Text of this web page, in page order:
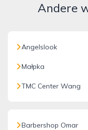
Andere
Angelslook
Małpka
TMC Center Wang
Barbershop Omar